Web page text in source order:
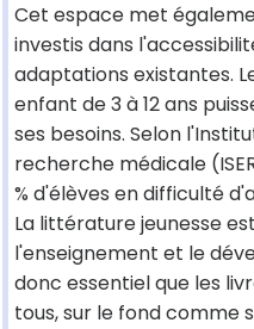
Cet espace met
investis dans
adaptations existantes.
enfant de 3 à 12 ans
ses besoins. Selon
recherche médicale
% d'élèves en difficulté
La littérature jeunesse
l'enseignement et le
donc essentiel que les
tous, sur le fond comme